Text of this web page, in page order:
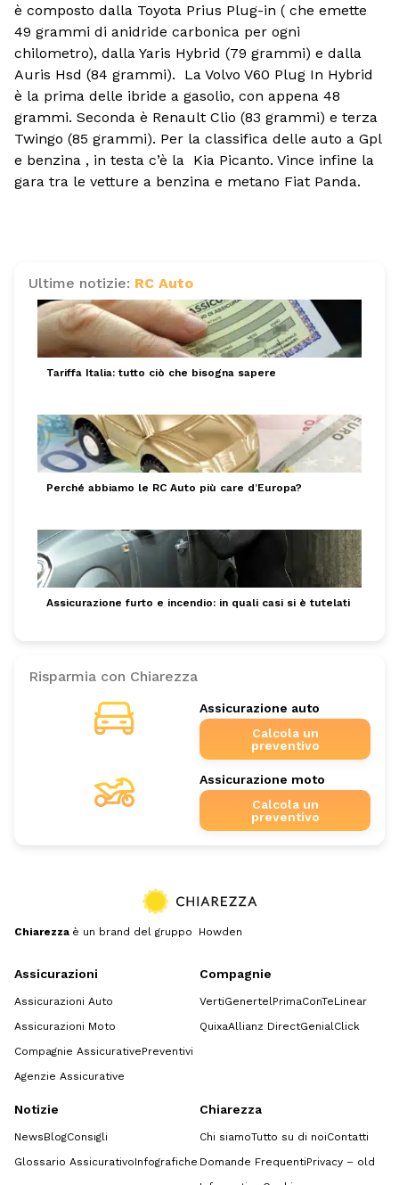
è composto dalla Toyota Prius Plug-in ( che emette
49 grammi di anidride carbonica per ogni
chilometro), dalla Yaris Hybrid (79 grammi) e dalla
Auris Hsd (84 grammi). La Volvo V60 Plug In Hybrid
è la prima delle ibride a gasolio, con appena 48
grammi. Seconda è Renault Clio (83 grammi) e terza
Twingo (85 grammi). Per la classifica delle auto a Gpl
e benzina , in testa c’è la Kia Picanto. Vince infine la
gara tra le vetture a benzina e metano Fiat Panda.
Ultime notizie: RC Auto
Tariffa Italia: tutto ciò che bisogna sapere
Perché abbiamo le RC Auto più care d’Europa?
Assicurazione furto e incendio: in quali casi si è tutelati
Risparmia con Chiarezza
Assicurazione auto
Calcola un
preventivo
Assicurazione moto
Calcola un
preventivo
Chiarezza è un brand del gruppo Howden
Assicurazioni
Assicurazioni Auto
Assicurazioni Moto
Compagnie AssicurativePreventivi
Agenzie Assicurative
Compagnie
VertiGenertel PrimaConTeLinear
QuixaAllianz DirectGenialClick
Notizie
NewsBlogConsigli
Glossario AssicurativoInfografiche
Chiarezza
Chi siamoTutto su di noiContatti
Domande FrequentiPrivacy – old